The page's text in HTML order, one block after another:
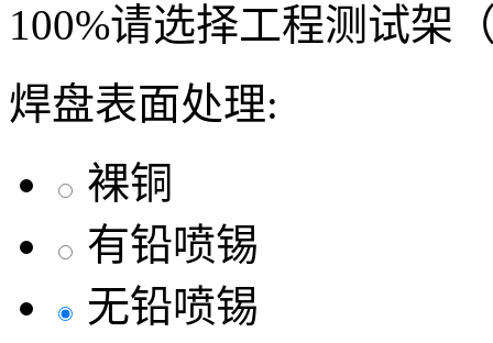
100%请选择工程测试架
焊盘表面处理:
裸铜
有铅喷锡
无铅喷锡